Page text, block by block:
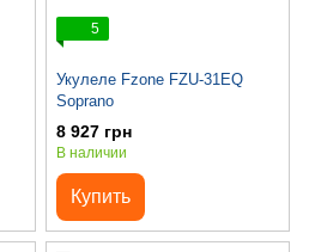
5
Укулеле Fzone FZU-31EQ
Soprano
8 927 грн
В наличии
Купить